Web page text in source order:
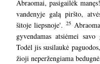
Abraomai, pasigailėk
vandenyje galą piršto,
šitoje liepsnoje'. 25
gyvendamas atsiėmei
Todėl jis susilaukė
žioji neperžengiama